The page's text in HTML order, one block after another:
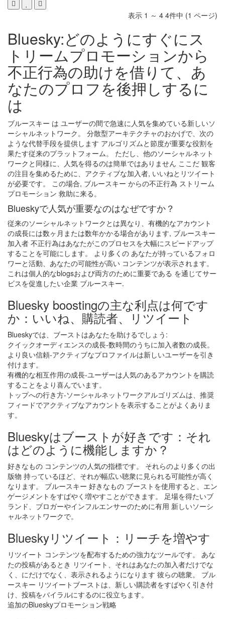
表示 1 ～ 4 4件中 (1 ページ)
Bluesky:どのようにすぐにス
トリームプロモーションから
不正行為の助けを借りて、あ
なたのプロフを後押しするに
は
ブルースキー は ユーザーの間で急速に人気を集めている新しいソ
ーシャルネットワーク。 分散型アーキテクチャのおかげで、次の
ような代替手段を提供します アルゴリズムと節度が重要な役割を
果たす従来のプラットフォーム。 ただし、他のソーシャルネット
ワークと同様に、人気を得るのは簡単ではありません ここだ 観客
の注目を集めるために、アクティブな加入者, いいねとリツイート
が必要です。 この場合, ブルースキー からの不正行為 ストリーム
プロモーション 救助に来る。
Blueskyで人気が重要なのはなぜですか？
従来のソーシャルネットワークとは異なり、有機的なアカウント
の成長には数ヶ月または数年かかる場合があります, ブルースキー
加入者 不正行為はあなたがこのプロセスを大幅にスピードアップ
することを可能にします。 より多くの あなたが持っているフォロ
ワーと活動、あなたの可能性が高い コンテンツが表示されます。
これは個人的なblogsおよび両方のために重要である を通じてサー
ビスを促進したい企業 ブルースキー.
Bluesky boostingの主な利点は何です
か：いいね、購読者、リツイート
Blueskyでは、ブーストはあなたを助けるでしょう:
クイックオーディエンスの成長-数時間のうちに加入者数の成長。
より良い信頼-アクティブなプロファイルは新しいユーザーを引き
付けます。
有機的な相互作用の成長-ユーザーは人気のあるアカウントを購読
することをより喜んでいます。
トップへの行き方-ソーシャルネットワークアルゴリズムは、推奨
フィードでアクティブなアカウントを表示することがよくありま
す。
Blueskyはブーストが好きです：それ
はどのように機能しますか？
好きなもの コンテンツの人気の指標です。 それらのより多くの出
版物 持っているほど、それが幅広い聴衆に見られる可能性が高く
なります。 ブルースキー 好きなもの ブーストを使用すると、エン
ゲージメントをすばやく増やすことができます。 足場を得たいブ
ランド、ブロガーやインフルエンサーのために有用 新しいソーシ
ャルネットワークで。
Blueskyリツイート：リーチを増やす
リツイート コンテンツを配布するための強力なツールです。 あな
たの投稿があるとき リツイート、それはあなたの加入者だけでな
く、にだけでなく、表示されるようになります 彼らの聴衆。 ブル
ースキー リツイートブーストは、新しい購読者をすばやく引き付
け、投稿をバイラルにするのに役立ちます。
追加のBlueskyプロモーション戦略